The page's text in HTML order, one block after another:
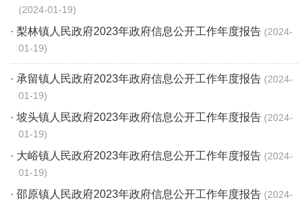
2024-01-19
· 梨林镇人民政府2023年政府信息公开工作年度报告 2024-
01-19
· 承留镇人民政府2023年政府信息公开工作年度报告 2024-
01-19
· 坡头镇人民政府2023年政府信息公开工作年度报告 2024-
01-19
· 大峪镇人民政府2023年政府信息公开工作年度报告 2024-
01-19
· 邵原镇人民政府2023年政府信息公开工作年度报告 2024-